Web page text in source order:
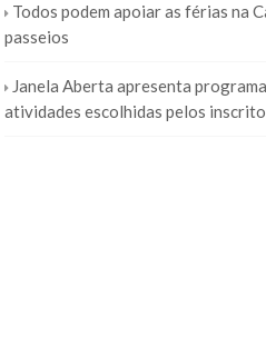
Todos podem apoiar as férias na
passeios
Janela Aberta apresenta
atividades escolhidas pelos